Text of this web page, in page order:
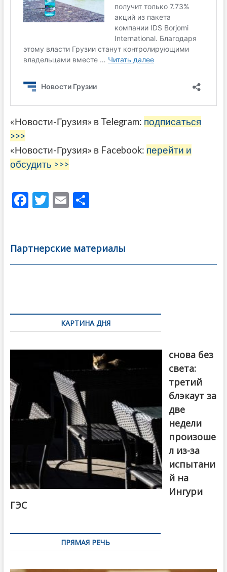
«Новости-Грузия» в Telegram: подписаться
>>>
«Новости-Грузия» в Facebook: перейти и
обсудить >>>
F
b
o
T
er
E
l
О
а
в
Партнерские материалы
по
записямКАРТИНА ДНЯ
снова без
света:
третий
блэкаут за
две
недели
произоше
л из-за
испытани
й на
Ингури
ГЭС
ПРЯМАЯ РЕЧЬ